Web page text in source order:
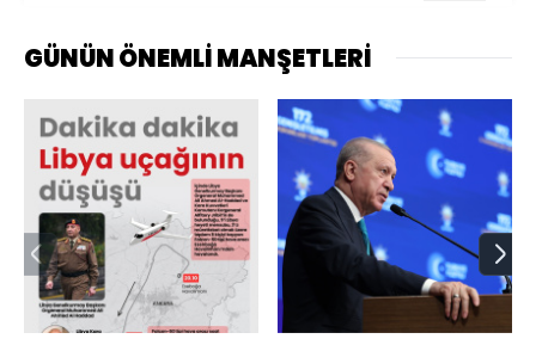
GÜNÜN ÖNEMLİ MANŞETLERİ